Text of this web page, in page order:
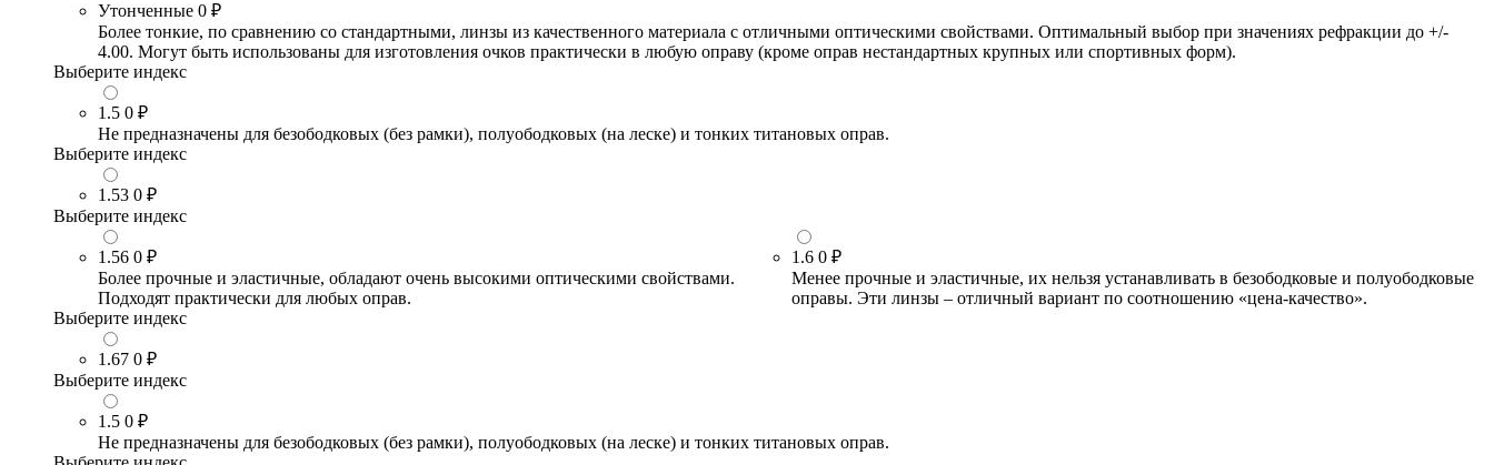
Утонченные 0 ₽
Более тонкие, по сравнению со стандартными, линзы из качественного материала с отличными оптическими свойствами. Оптимальный выбор при значениях рефракции до +/-
4.00. Могут быть использованы для изготовления очков практически в любую оправу (кроме оправ нестандартных крупных или спортивных форм).
Выберите индекс
1.5 0 ₽
Не предназначены для безободковых (без рамки), полуободковых (на леске) и тонких титановых оправ.
Выберите индекс
1.53 0 ₽
Выберите индекс
1.56 0 ₽
Более прочные и эластичные, обладают очень высокими оптическими свойствами.
Подходят практически для любых оправ.
1.6 0 ₽
Менее прочные и эластичные, их нельзя устанавливать в безободковые и полуободковые
оправы. Эти линзы – отличный вариант по соотношению «цена-качество».
Выберите индекс
1.67 0 ₽
Выберите индекс
1.5 0 ₽
Не предназначены для безободковых (без рамки), полуободковых (на леске) и тонких титановых оправ.